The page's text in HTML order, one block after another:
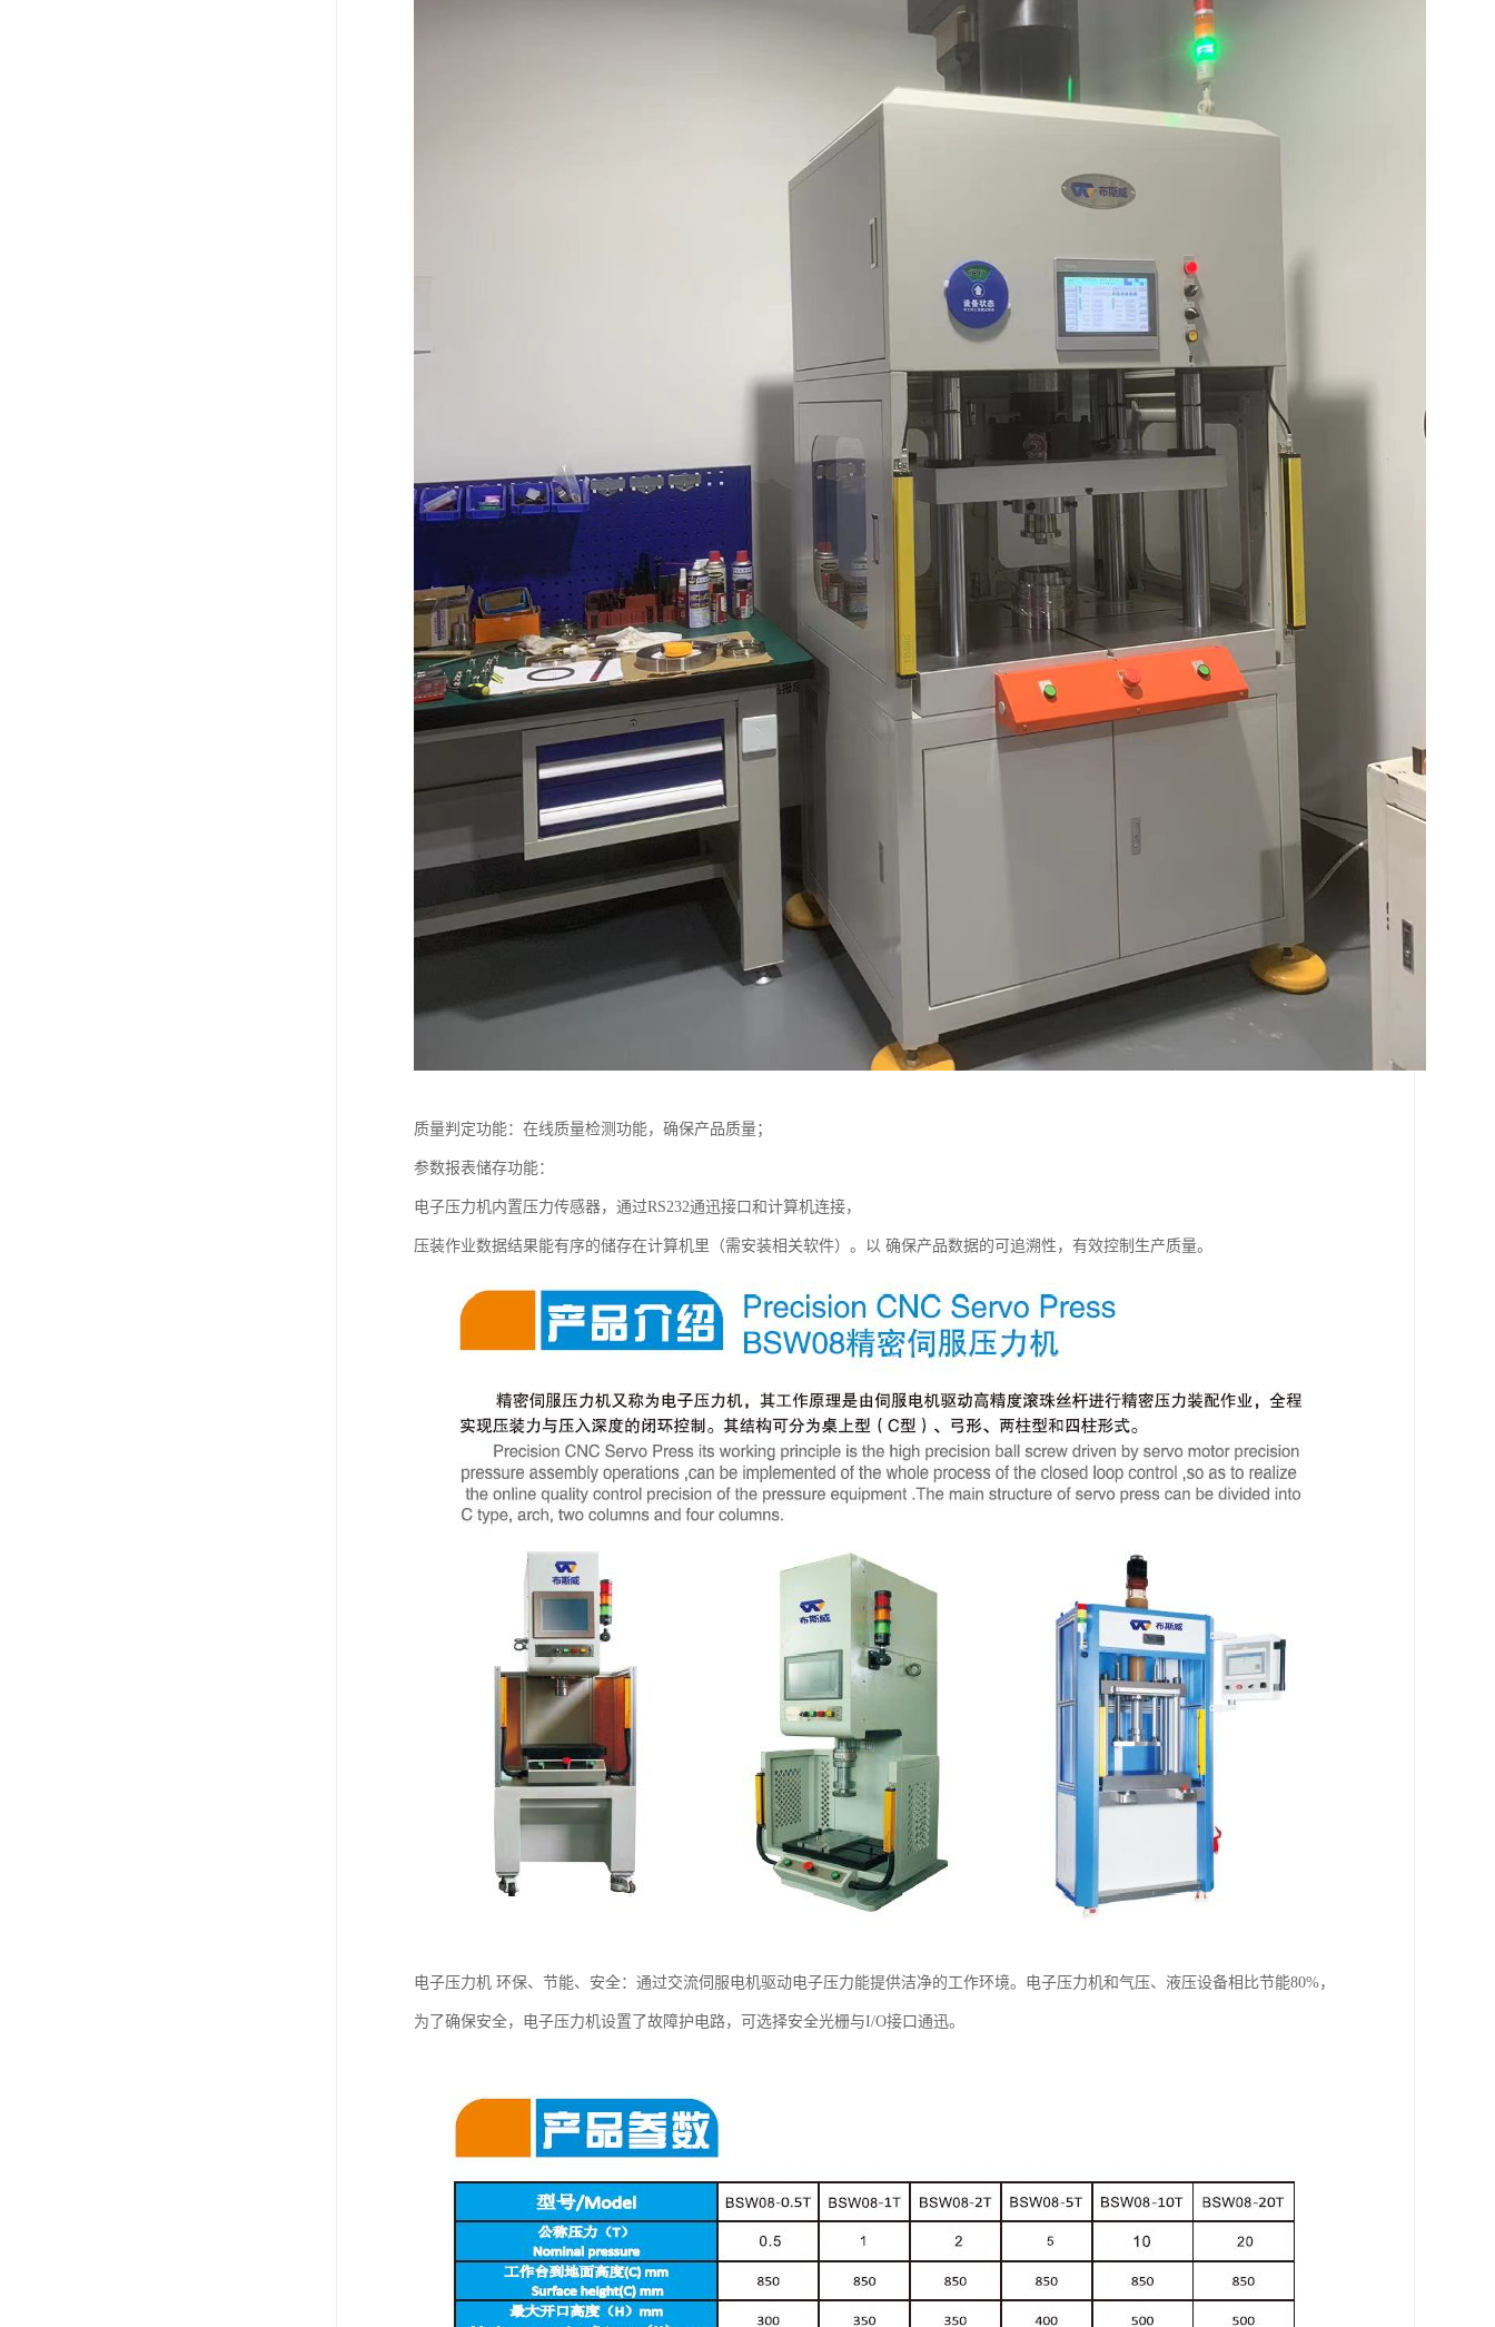
质量判定功能：在线质量检测功能，确保产品质量；
参数报表储存功能：
电子压力机内置压力传感器，通过RS232通迅接口和计算机连接，
压装作业数据结果能有序的储存在计算机里（需安装相关软件）。以 确保产品数据的可追溯性，有效控制生产质量。
电子压力机 环保、节能、安全：通过交流伺服电机驱动电子压力能提供洁净的工作环境。电子压力机和气压、液压设备相比节能80%，
为了确保安全，电子压力机设置了故障护电路，可选择安全光栅与I/O接口通迅。